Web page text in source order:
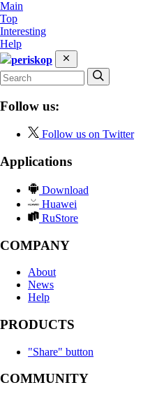
Main
Top
Interesting
Help
periskop
Follow us:
Follow us on Twitter
Applications
Download
Huawei
RuStore
COMPANY
About
News
Help
PRODUCTS
"Share" button
COMMUNITY